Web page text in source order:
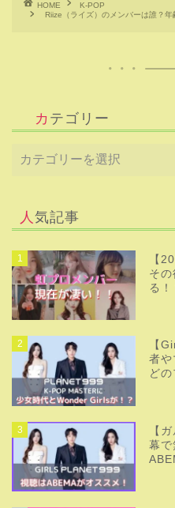
HOME
K-POP
Riize（ライズ）のメンバーは誰？
カテゴリー
人気記事
1
【
そ
る！
2
【
者や
ど
3
【
幕で